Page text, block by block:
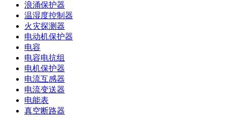
浪涌保护器
温湿度控制器
火灾探测器
电动机保护器
电容
电容电抗组
电机保护器
电流互感器
电流变送器
电能表
真空断路器